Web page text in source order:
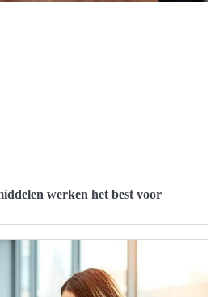
werken het best voor